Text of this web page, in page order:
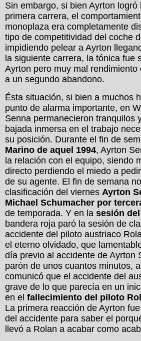
Sin embargo, si bien Ayrton logró
primera carrera, el
monoplaza era completamente
tipo de competitividad del coche
impidiendo pelear a Ayrton
la siguiente carrera, la tónica fue
Ayrton pero muy mal rendimiento
a un segundo abandono.
Ésta situación, si bien a muchos
punto de alarma importante, en
Senna permanecieron tranquilos
bajada inmersa en el trabajo
su posición. Durante el fin de
Marino de aquel 1994, Ayrton
la relación con el equipo, siendo
directo perdiendo el miedo a
de su agente. El fin de semana
clasificación del viernes Ayrton
Michael Schumacher por
de temporada. Y en la sesión
bandera roja paró la sesión de
accidente del piloto austriaco
el eterno olvidado, que
día previo al accidente de Ayrton
parón de unos cuantos minutos,
comunicó que el accidente del
grave de lo que parecía en un
en el fallecimiento del piloto
La primera reacción de Ayrton
del accidente para saber el
llevó a Rolan a acabar como